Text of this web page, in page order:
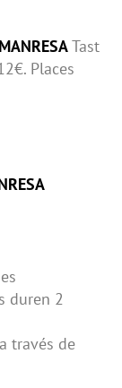
Tast
Places
duren 2
través de